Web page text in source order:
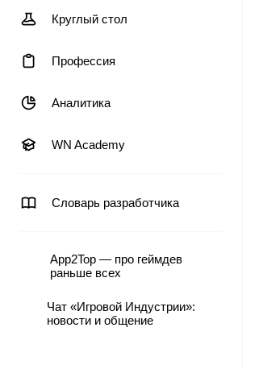
Круглый стол
Профессия
Аналитика
WN Academy
Словарь разработчика
App2Top — про геймдев
раньше всех
Чат «Игровой Индустрии»:
новости и общение